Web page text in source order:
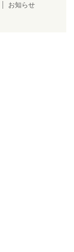
お知らせ